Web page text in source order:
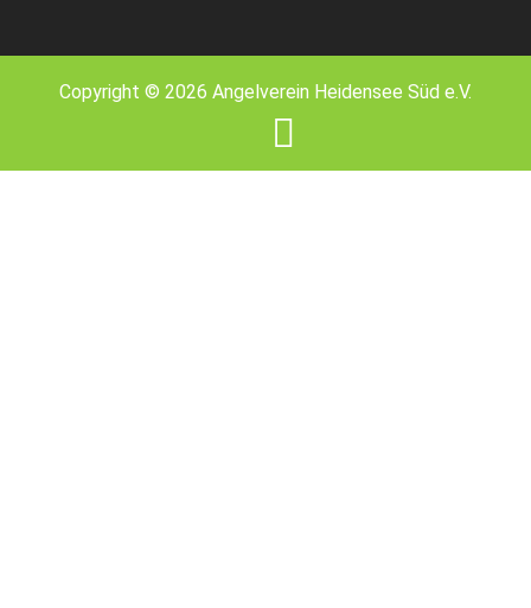
Copyright © 2026 Angelverein Heidensee Süd e.V.